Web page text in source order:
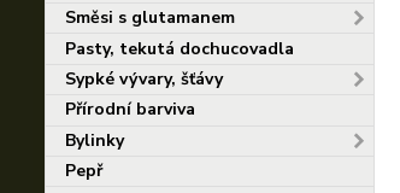
Směsi s glutamanem
Pasty, tekutá dochucovadla
Sypké vývary, šťávy
Přírodní barviva
Bylinky
Pepř